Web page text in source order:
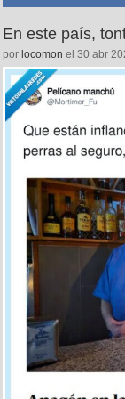
En este país,
por locomon el 30 abr